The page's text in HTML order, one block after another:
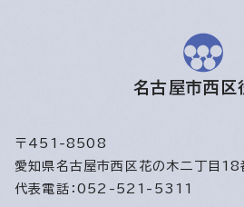
名古屋市西区
〒451-8508
愛知県名古屋市西区花の木二丁目18
代表電話：052-521-5311